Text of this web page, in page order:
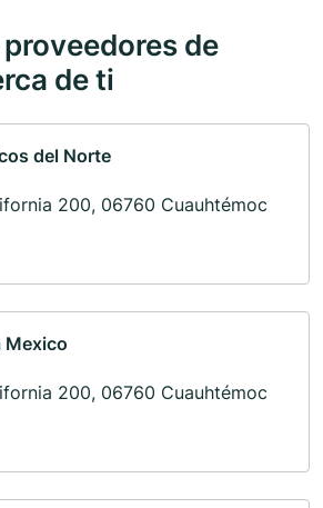
de
de ti
del Norte
200, 06760 Cuauhtémoc
Mexico
200, 06760 Cuauhtémoc